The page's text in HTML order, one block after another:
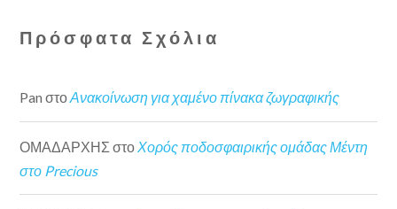
Πρόσφατα Σχόλια
Pan στοΑνακοίνωση για χαμένο πίνακα ζωγραφικής
ΟΜΑΔΑΡΧΗΣ στο Χορός ποδοσφαιρικής ομάδας Μέντη
στο Precious